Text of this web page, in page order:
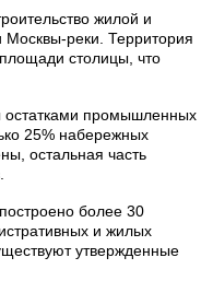
жилой и
Москвы-реки. Территория
столицы, что
промышленных
25% набережных
остальная часть
более 30
и жилых
утвержденные